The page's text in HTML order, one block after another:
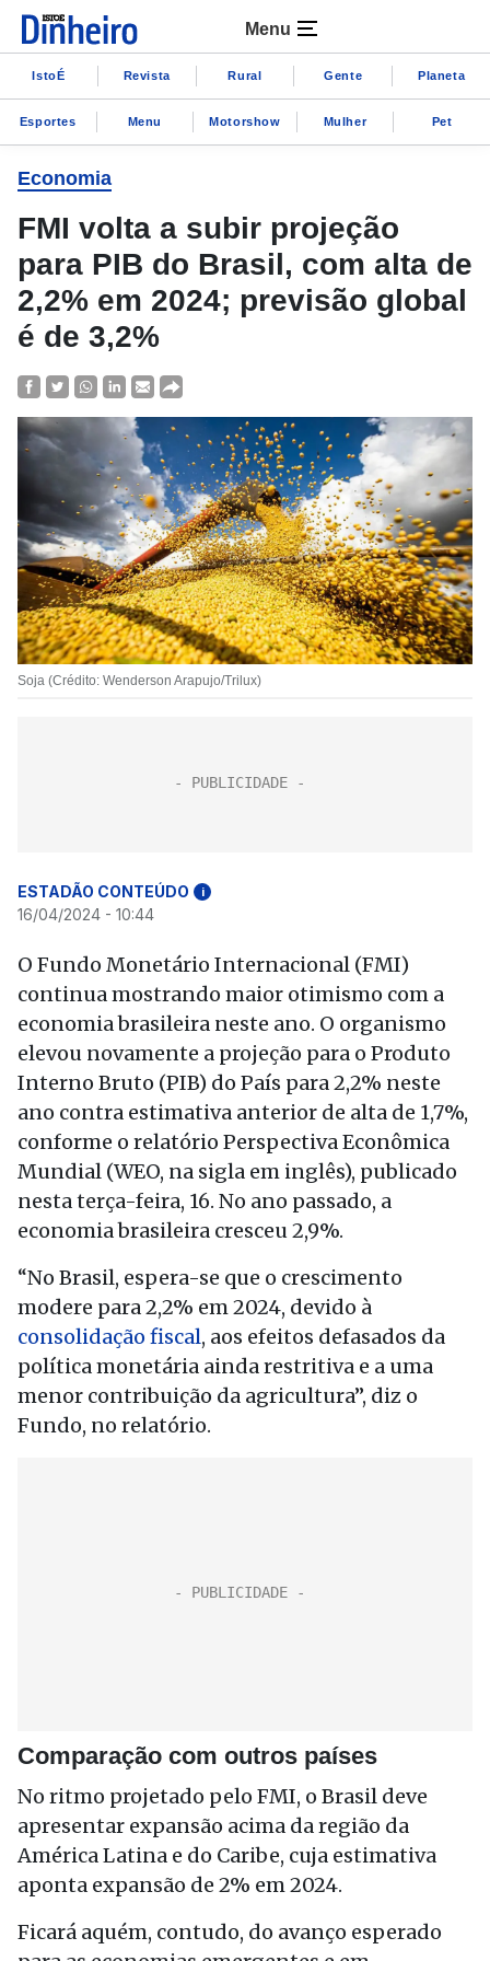
Menu
IstoÉ Revista Rural Gente Planeta
Esportes Menu Motorshow Mulher Pet
Economia
FMI volta a subir projeção
para PIB do Brasil, com alta de
2,2% em 2024; previsão global
é de 3,2%
Soja (Crédito: Wenderson Arapujo/Trilux)
ESTADÃO CONTEÚDO i
16/04/2024 - 10:44
O Fundo Monetário Internacional (FMI)
continua mostrando maior otimismo com a
economia brasileira neste ano. O organismo
elevou novamente a projeção para o Produto
Interno Bruto (PIB) do País para 2,2% neste
ano contra estimativa anterior de alta de 1,7%,
conforme o relatório Perspectiva Econômica
Mundial (WEO, na sigla em inglês), publicado
nesta terça-feira, 16. No ano passado, a
economia brasileira cresceu 2,9%.
“No Brasil, espera-se que o crescimento
modere para 2,2% em 2024, devido à
consolidação fiscal, aos efeitos defasados da
política monetária ainda restritiva e a uma
menor contribuição da agricultura”, diz o
Fundo, no relatório.
Comparação com outros países
No ritmo projetado pelo FMI, o Brasil deve
apresentar expansão acima da região da
América Latina e do Caribe, cuja estimativa
aponta expansão de 2% em 2024.
Ficará aquém, contudo, do avanço esperado